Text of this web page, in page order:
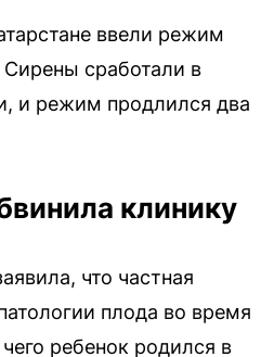
ввели режим
Сирены сработали в
и режим продлился два
клинику
что частная
плода во время
ребенок родился в